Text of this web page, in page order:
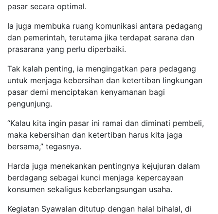
pasar secara optimal.
Ia juga membuka ruang komunikasi antara pedagang
dan pemerintah, terutama jika terdapat sarana dan
prasarana yang perlu diperbaiki.
Tak kalah penting, ia mengingatkan para pedagang
untuk menjaga kebersihan dan ketertiban lingkungan
pasar demi menciptakan kenyamanan bagi
pengunjung.
“Kalau kita ingin pasar ini ramai dan diminati pembeli,
maka kebersihan dan ketertiban harus kita jaga
bersama,” tegasnya.
Harda juga menekankan pentingnya kejujuran dalam
berdagang sebagai kunci menjaga kepercayaan
konsumen sekaligus keberlangsungan usaha.
Kegiatan Syawalan ditutup dengan halal bihalal, di